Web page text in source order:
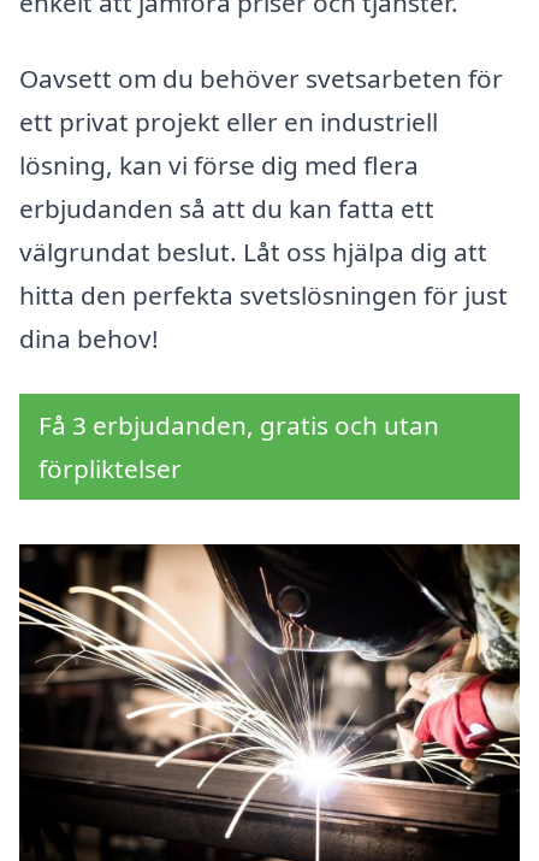
Oavsett om du behöver svetsarbeten för
ett privat projekt eller en industriell
lösning, kan vi förse dig med flera
erbjudanden så att du kan fatta ett
välgrundat beslut. Låt oss hjälpa dig att
hitta den perfekta svetslösningen för just
dina behov!
Få 3 erbjudanden, gratis och utan
förpliktelser